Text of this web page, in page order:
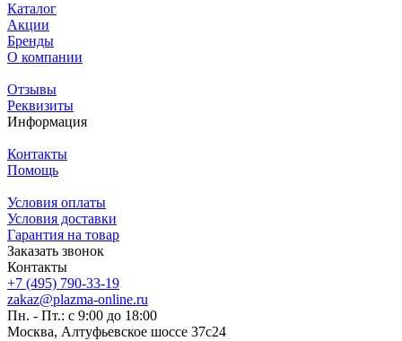
Каталог
Акции
Бренды
О компании
Отзывы
Реквизиты
Информация
Контакты
Помощь
Условия оплаты
Условия доставки
Гарантия на товар
Заказать звонок
Контакты
+7 (495) 790-33-19
zakaz@plazma-online.ru
Пн. - Пт.: с 9:00 до 18:00
Москва, Алтуфьевское шоссе 37с24